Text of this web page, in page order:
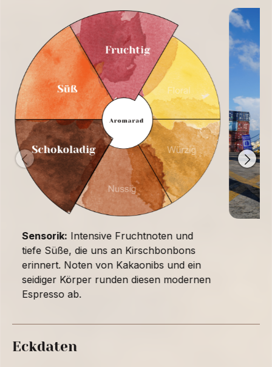
Sensorik: Intensive Fruchtnoten und
tiefe Süße, die uns an Kirschbonbons
erinnert. Noten von Kakaonibs und ein
seidiger Körper runden diesen modernen
Espresso ab.
Eckdaten